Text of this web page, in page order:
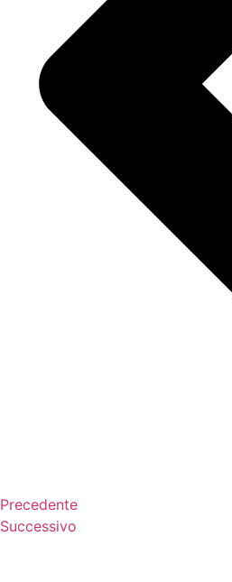
Precedente
Successivo